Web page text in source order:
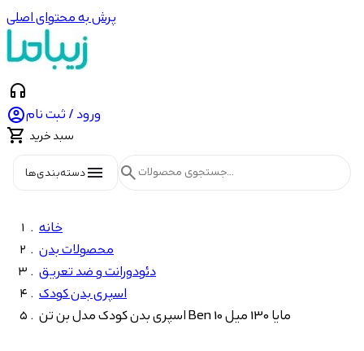
پرش به محتوای اصلی
headphones
ورود / ثبت نام
 سبد خرید
menuدسته‌بندی‌ها search
خانه
محصولات بدن
دئودورانت و ضد تعریق
اسپری بدن کودک
اسپری بدن کودک مدل بن تن Ben 10 مایا 130 میل